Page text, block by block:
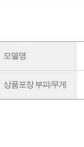
모델명
상품포장 부피/무게